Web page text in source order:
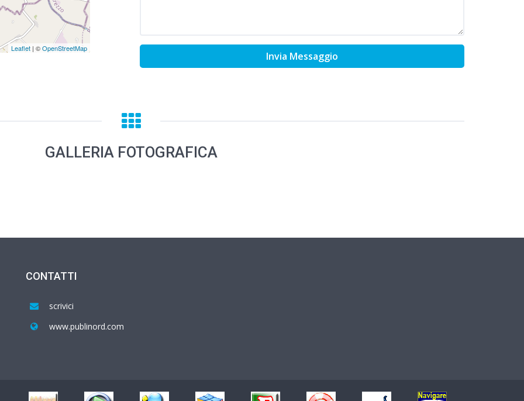
Leaflet | ©OpenStreetMap
Invia Messaggio
GALLERIA FOTOGRAFICA
CONTATTI
scrivici
www.publinord.com